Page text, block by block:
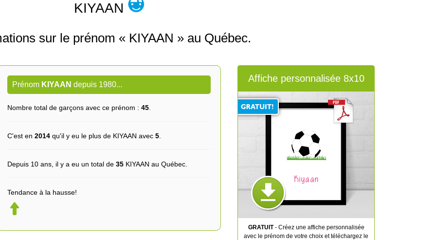
KIYAAN
sur le prénom « KIYAAN » au Québec.
Prénom KIYAAN depuis 1980...
Nombre total de garçons avec ce prénom : 45
C'est en 2014 qu'il y eu le plus de KIYAAN avec 5
Depuis 10 ans, il y a eu un total de 35 KIYAAN au Québec.
Tendance à la hausse!
Affiche personnalisée 8x10
Kiyaan
GRATUIT- Créez une affiche personnalisée
avec le prénom de votre choix et téléchargez le